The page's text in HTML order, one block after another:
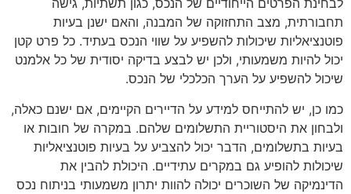
לבחינת הפרטים הייחודיים של הנכס, כגון תשתיות, גישה
תחבורתית, מצב התחזוקה של המבנה, והאם ישנן בעיות
פוטנציאליות שיכולות להשפיע על שווי הנכס בעתיד. כל פרט קטן
יכול להיות משמעותי, ולכן יש לבצע בדיקה יסודית של כל אלמנט
שיכול להשפיע על הערך הכלכלי של הנכס.
כמו כן, יש להתייחס למידע על הדיירים הקיימים, אם ישנם כאלה,
ולבחון את היסטוריית התשלומים שלהם. במקרה של חובות או
בעיות בתשלומים, הדבר יכול להצביע על בעיות פוטנציאליות
שיכולות להופיע גם במקרים עתידיים. היכולת להבין את
הדינמיקה של השוכרים יכולה להוות יתרון משמעותי בניתוח נכס